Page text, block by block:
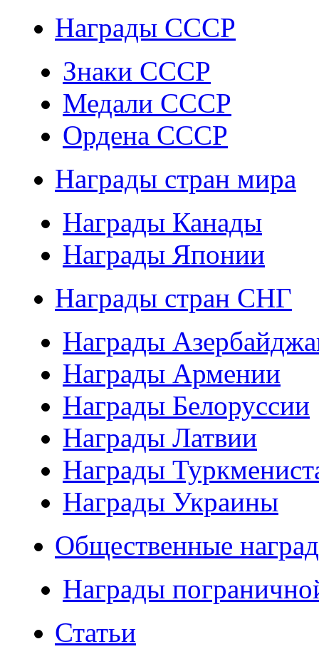
Награды СССР
Знаки СССР
Медали СССР
Ордена СССР
Награды стран мира
Награды Канады
Награды Японии
Награды стран СНГ
Награды
Награды Армении
Награды Белоруссии
Награды Латвии
Награды
Награды Украины
Общественные
Награды
Статьи